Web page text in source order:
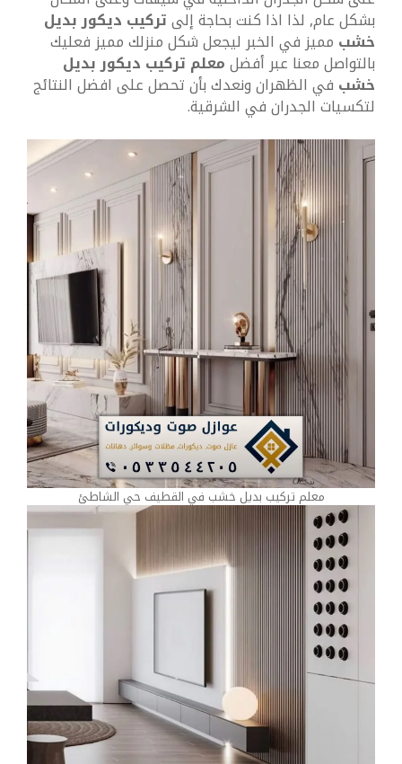
بشكل عام, لذا اذا كنت بحاجة إلىتركيب ديكور بديل
خشب مميز في الخبر ليجعل شكل منزلك مميز فعليك
بالتواصل معنا عبر أفضلمعلم تركيب ديكور بديل
خشب في الظهران ونعدك بأن تحصل على افضل النتائج
لتكسيات الجدران في الشرقية.
معلم تركيب بديل خشب في القطيف حي الشاطئ